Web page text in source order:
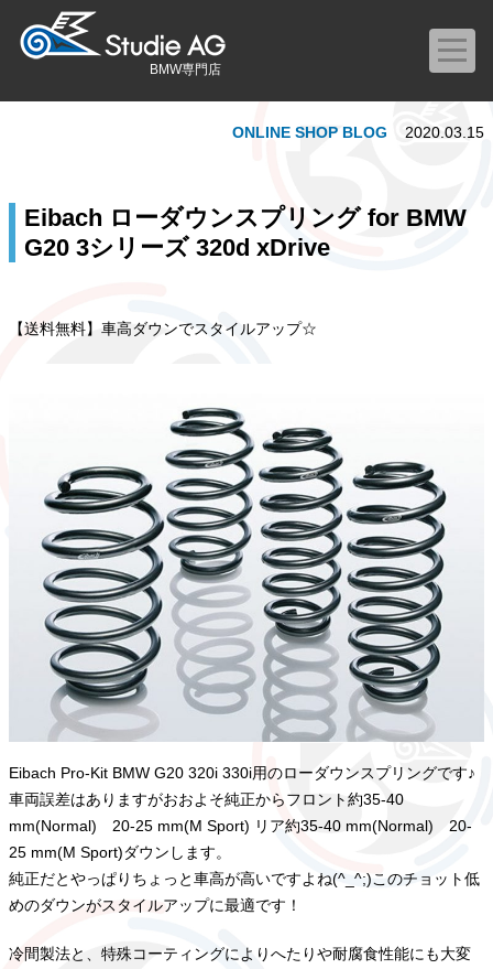
BMW専門店
Eibach ローダウンスプリング for BMW
G20 3シリーズ 320d xDrive
ONLINE SHOP BLOG 2020.03.15
【送料無料】車高ダウンでスタイルアップ☆
Eibach Pro-Kit BMW G20 320i 330i用のローダウンスプリングです♪
車両誤差はありますがおおよそ純正からフロント約35-40
mm(Normal) 20-25 mm(M Sport) リア約35-40 mm(Normal) 20-
25 mm(M Sport)ダウンします。
純正だとやっぱりちょっと車高が高いですよね(^_^;)このチョット低
めのダウンがスタイルアップに最適です！
冷間製法と、特殊コーティングによりへたりや耐腐食性能にも大変